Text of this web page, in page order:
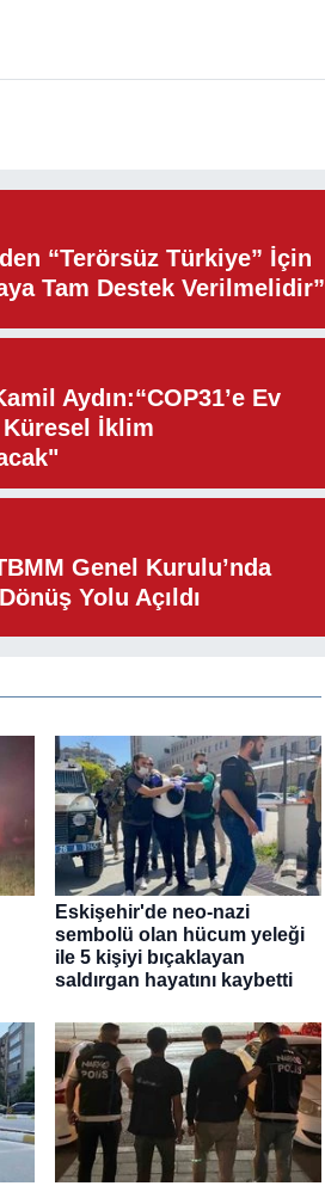
“Terörsüz Türkiye” İçin
Tam Destek Verilmelidir”
Aydın:“COP31’e Ev
İklim
Genel Kurulu’nda
Yolu Açıldı
Eskişehir'de neo-nazi
sembolü olan hücum yeleği
ile 5 kişiyi bıçaklayan
saldırgan hayatını kaybetti